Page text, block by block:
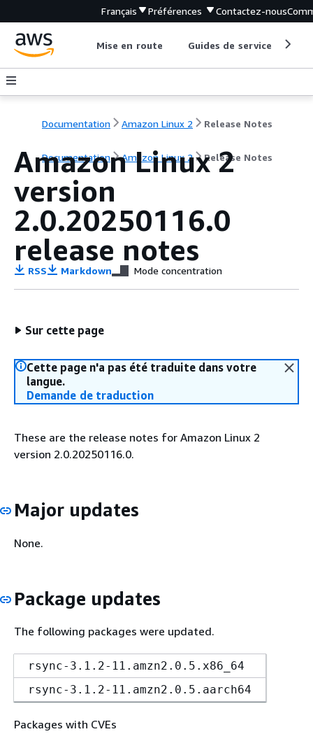
Français Préférences Contactez-nous
Mise en route Guides de service
Documentation Amazon Linux 2 Release Notes
Documentation Amazon Linux 2 Release Notes
Amazon Linux 2
version
2.0.20250116.0
release notes
RSS Markdown Mode concentration
Sur cette page
Cette page n'a pas été traduite dans votre
langue.
Demande de traduction
These are the release notes for Amazon Linux 2
version 2.0.20250116.0.
Major updates
None.
Package updates
The following packages were updated.
rsync-3.1.2-11.amzn2.0.5.x86_64
rsync-3.1.2-11.amzn2.0.5.aarch64
Packages with CVEs